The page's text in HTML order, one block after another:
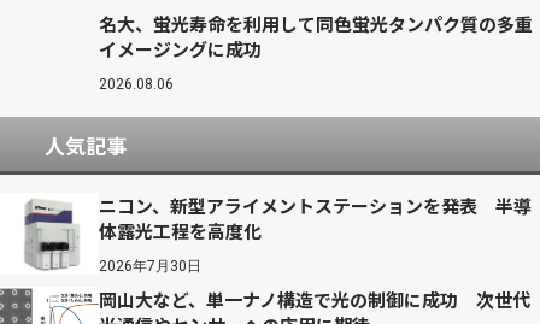
名大、蛍光寿命を利用して同色蛍光タンパク質の多重
イメージングに成功
2026.08.06
人気記事
ニコン、新型アライメントステーションを発表 半導
体露光工程を高度化
2026年7月30日
岡山大など、単一ナノ構造で光の制御に成功 次世代